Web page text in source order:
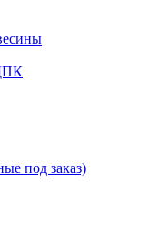
под заказ)